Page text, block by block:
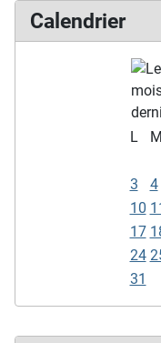
Calendrier
L
3
4
10
17
24
31